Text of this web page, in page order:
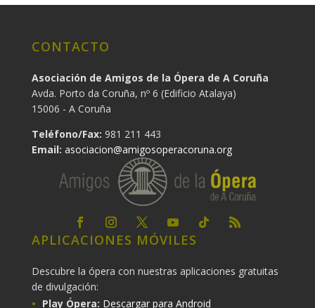
CONTACTO
Asociación de Amigos de la Ópera de A Coruña
Avda. Porto da Coruña, nº 6 (Edificio Atalaya)
15006 - A Coruña
Teléfono/Fax: 981 211 443
Email: asociacion@amigosoperacoruna.org
APLICACIONES MÓVILES
Descubre la ópera con nuestras aplicaciones gratuitas
de divulgación:
Play Ópera: Descargar para Android